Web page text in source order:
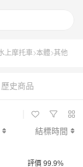
上摩托車 本體 其他
歷史商品
結標時間
評價 99.9%